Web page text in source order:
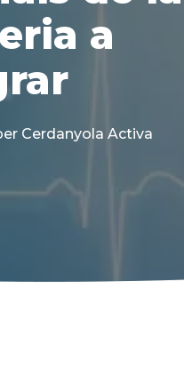
a
Cerdanyola Activa